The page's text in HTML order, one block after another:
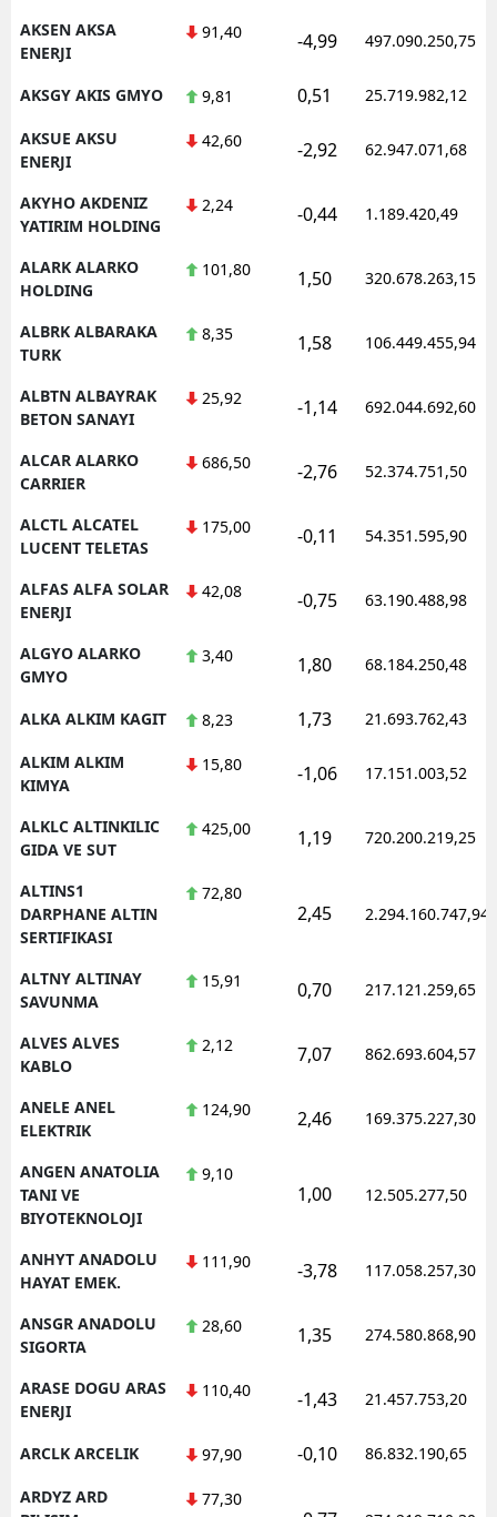
AKSEN AKSA
ENERJI
91,40 -4,99 497.090.250,75
AKSGY AKIS GMYO 9,81 0,51 25.719.982,12
AKSUE AKSU
ENERJI
42,60 -2,92 62.947.071,68
AKYHO AKDENIZ
YATIRIM HOLDING
2,24 -0,44 1.189.420,49
ALARK ALARKO
HOLDING
101,80 1,50 320.678.263,15
ALBRK ALBARAKA
TURK
8,35 1,58 106.449.455,94
ALBTN ALBAYRAK
BETON SANAYI
25,92 -1,14 692.044.692,60
ALCAR ALARKO
CARRIER
686,50 -2,76 52.374.751,50
ALCTL ALCATEL
LUCENT TELETAS
175,00 -0,11 54.351.595,90
ALFAS ALFA SOLAR
ENERJI
42,08 -0,75 63.190.488,98
ALGYO ALARKO
GMYO
3,40 1,80 68.184.250,48
ALKA ALKIM KAGIT 8,23 1,73 21.693.762,43
ALKIM ALKIM
KIMYA
15,80 -1,06 17.151.003,52
ALKLC ALTINKILIC
GIDA VE SUT
425,00 1,19 720.200.219,25
ALTINS1
DARPHANE ALTIN
SERTIFIKASI
72,80
2,45 2.294.160.747,94
ALTNY ALTINAY
SAVUNMA
15,91 0,70 217.121.259,65
ALVES ALVES
KABLO
2,12 7,07 862.693.604,57
ANELE ANEL
ELEKTRIK
124,90 2,46 169.375.227,30
ANGEN ANATOLIA
TANI VE
BIYOTEKNOLOJI
9,10
1,00 12.505.277,50
ANHYT ANADOLU
HAYAT EMEK.
111,90 -3,78 117.058.257,30
ANSGR ANADOLU
SIGORTA
28,60 1,35 274.580.868,90
ARASE DOGU ARAS
ENERJI
110,40 -1,43 21.457.753,20
ARCLK ARCELIK 97,90 -0,10 86.832.190,65
ARDYZ ARD
77,30